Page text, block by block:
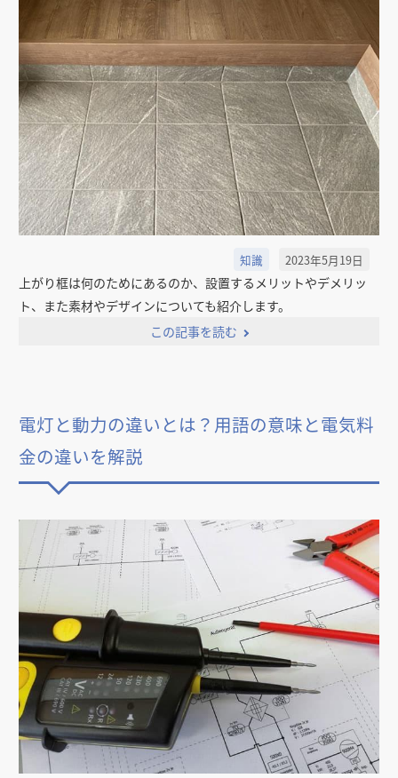
知識 2023年5月19日
上がり框は何のためにあるのか、設置するメリットやデメリッ
ト、また素材やデザインについても紹介します。
この記事を読む
電灯と動力の違いとは？用語の意味と電気料
金の違いを解説